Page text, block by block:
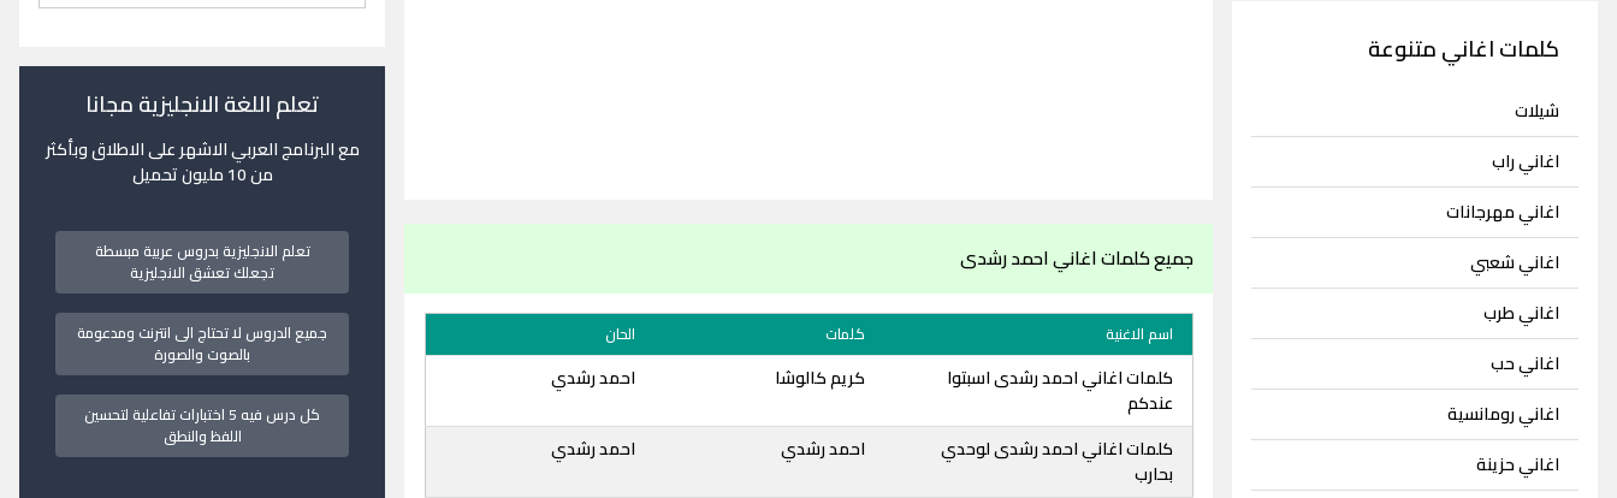
كلمات اغاني متنوعة
شيلات
اغاني راب
اغاني مهرجانات
اغاني شعبي
اغاني طرب
اغاني حب
اغاني رومانسية
اغاني حزينة
جميع كلمات اغاني احمد رشدى
اسم الاغنية كلمات الحان
كلمات اغاني احمد رشدى اسبتوا
عندكم
كريم كالوشا احمد رشدي
كلمات اغاني احمد رشدى لوحدي
بحارب
احمد رشدي احمد رشدي
تعلم اللغة الانجليزية مجانا
مع البرنامج العربي الاشهر على الاطلاق وبأكثر
من 10 مليون تحميل
تعلم الانجليزية بدروس عربية مبسطة
تجعلك تعشق الانجليزية
جميع الدروس لا تحتاج الى انترنت ومدعومة
بالصوت والصورة
كل درس فيه 5 اختبارات تفاعلية لتحسين
اللفظ والنطق